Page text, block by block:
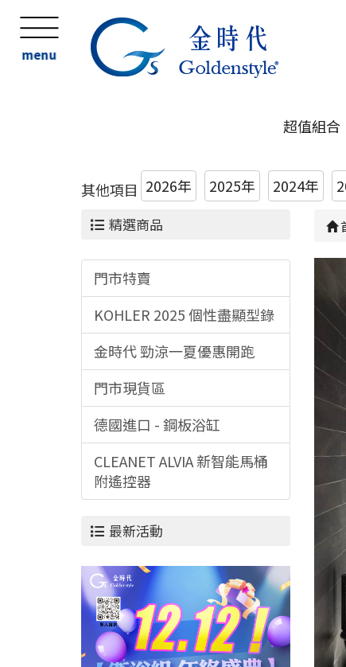
menu
超值組合
其他項目 2026年 2025年 2024年
精選商品
門市特賣
KOHLER 2025 個性盡顯型錄
金時代 勁涼一夏優惠開跑
門市現貨區
德國進口 - 鋼板浴缸
CLEANET ALVIA 新智能馬桶
附遙控器
最新活動